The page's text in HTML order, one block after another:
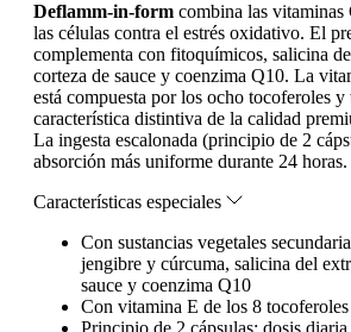
Deflamm-in-form combina las vitaminas
las células contra el estrés oxidativo. El
complementa con fitoquímicos, salicina
corteza de sauce y coenzima Q10. La
está compuesta por los ocho tocoferoles
característica distintiva de la calidad
La ingesta escalonada (principio de 2
absorción más uniforme durante 24 horas.
Características especiales
Con sustancias vegetales
jengibre y cúrcuma, salicina del
sauce y coenzima Q10
Con vitamina E de los 8